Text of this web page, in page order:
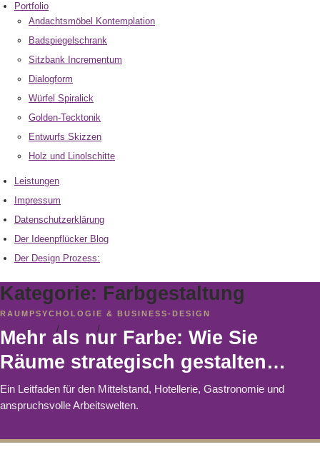
Portfolio
Andachtsmöbel Kontemplation
Badspiegelschrank
Sitzbank Incrementum
Dialogform
Würfel Spiralick
Golden-Tecktonik
Entwurfs Skizzen
Holz und Linolschitte
Leistungen
Impressum
Datenschutzerklärung
Der Ideenpflücker Blog
Der Design Prozess:
Kategorie: Farbgestaltung
16. Mai 2026 / Michael / Keine Kommentare
RAUMPSYCHOLOGIE & BUSINESS-DESIGN
Mehr als nur Farbe: Wie Sie
Räume strategisch gestalten…
Ein Leitfaden für den Mittelstand, Hotellerie, Gastronomie und
anspruchsvolle Arbeitswelten.